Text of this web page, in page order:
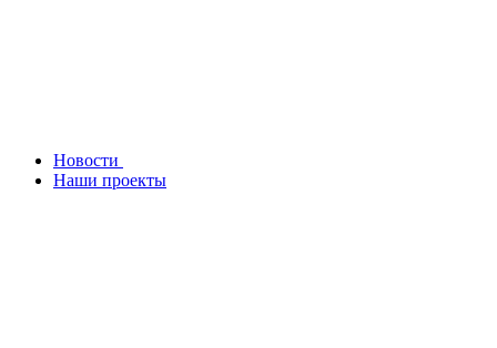
Новости
Наши проекты